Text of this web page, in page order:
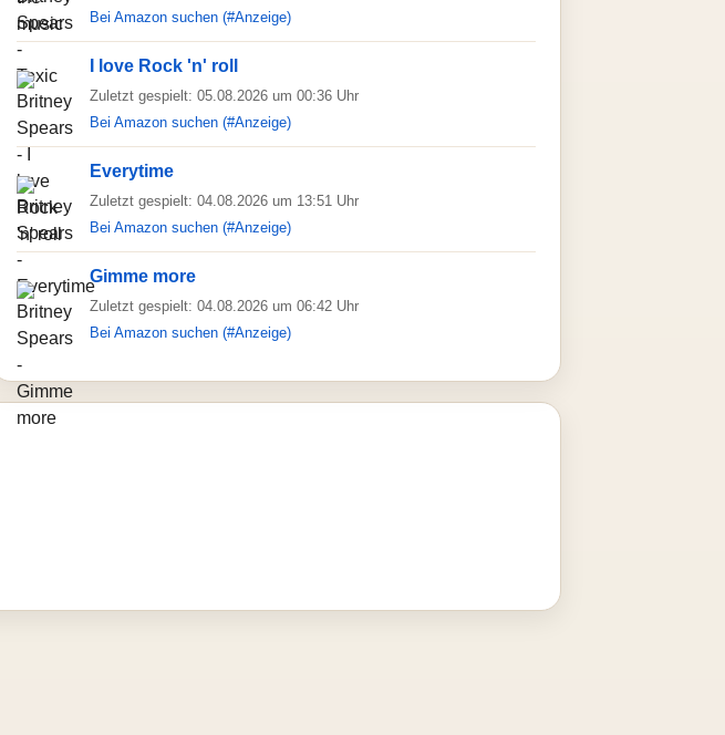
Bei Amazon suchen (#Anzeige)
I love Rock 'n' roll
Zuletzt gespielt: 05.08.2026 um 00:36 Uhr
Bei Amazon suchen (#Anzeige)
Everytime
Zuletzt gespielt: 04.08.2026 um 13:51 Uhr
Bei Amazon suchen (#Anzeige)
Gimme more
Zuletzt gespielt: 04.08.2026 um 06:42 Uhr
Bei Amazon suchen (#Anzeige)